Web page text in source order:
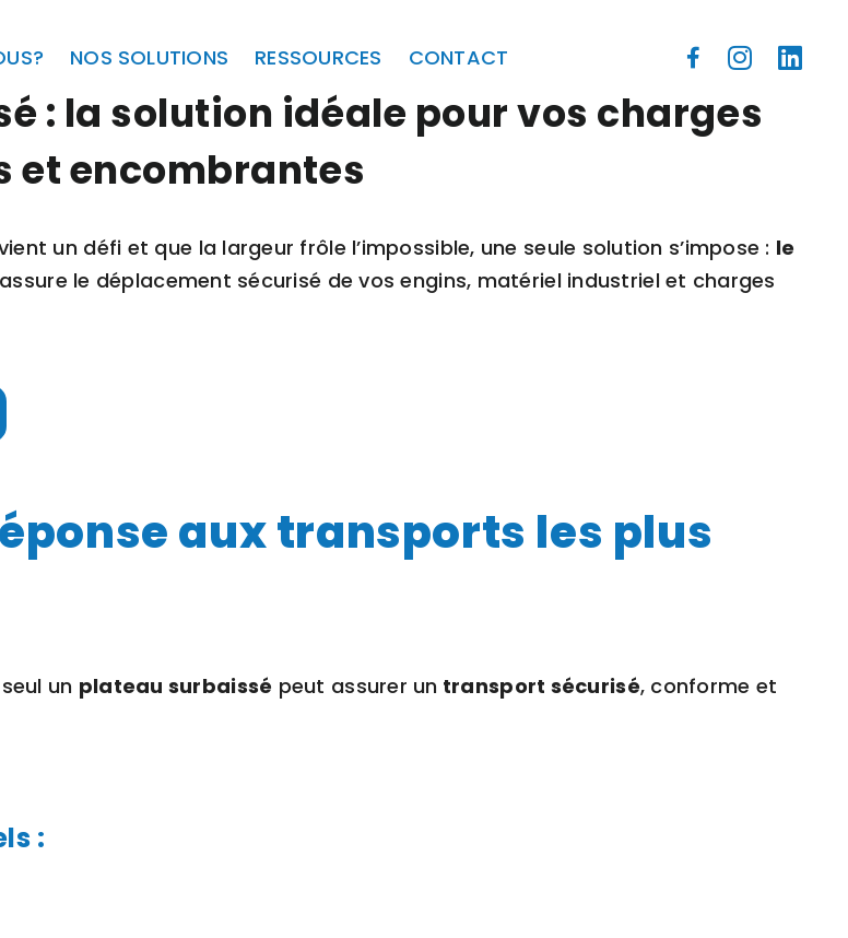
NOS SOLUTIONS RESSOURCES CONTACT
: la solution idéale pour vos charges
et encombrantes
un défi et que la largeur frôle l’impossible, une seule solution s’impose : le
le déplacement sécurisé de vos engins, matériel industriel et charges
aux transports les plus
un plateau surbaissé peut assurer un transport sécurisé, conforme et
: